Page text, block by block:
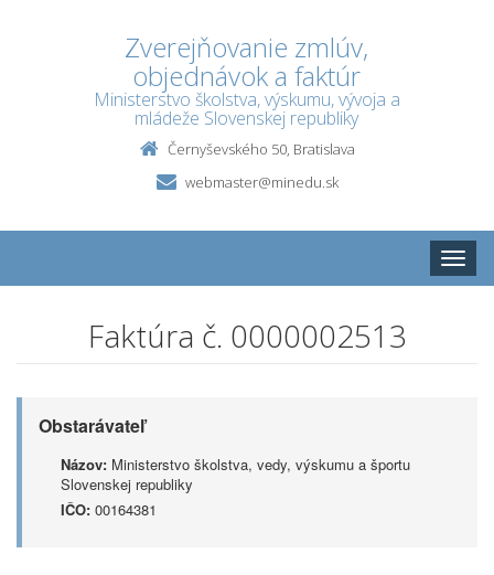
Zverejňovanie zmlúv,
objednávok a faktúr
Ministerstvo školstva, výskumu, vývoja a
mládeže Slovenskej republiky
Černyševského 50, Bratislava
webmaster@minedu.sk
Toggle
Faktúra č. 0000002513
Obstarávateľ
Názov: Ministerstvo školstva, vedy, výskumu a športu
Slovenskej republiky
IČO: 00164381